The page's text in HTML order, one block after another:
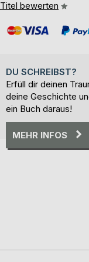
Titel bewerten
DU SCHREIBST?
Erfüll dir deinen
deine Geschichte
ein Buch daraus!
MEHR INFOS